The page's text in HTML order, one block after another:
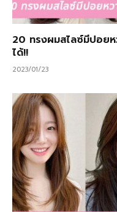
20 ทรงผมสไลซ์มีปอย
ได้!!
2023/01/23